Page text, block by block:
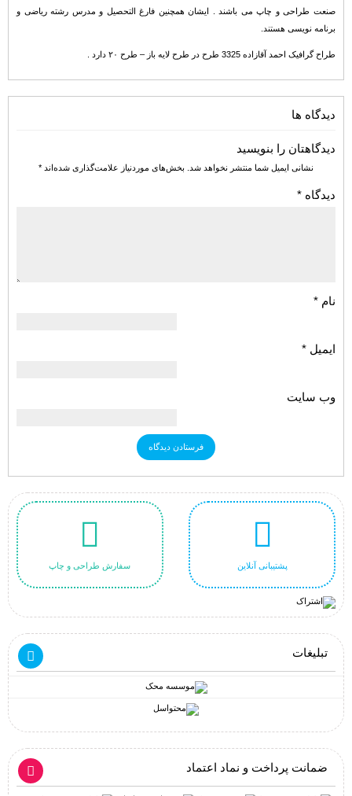
صنعت طراحی و چاپ می باشند . ایشان همچنین فارغ التحصیل و مدرس رشته ریاضی و
برنامه نویسی هستند.
طراح گرافیک احمد آقازاده 3325 طرح در طرح لایه باز – طرح ۲۰ دارد .
دیدگاه ها
دیدگاهتان را بنویسید
نشانی ایمیل شما منتشر نخواهد شد. بخش‌های موردنیاز علامت‌گذاری شده‌اند *
دیدگاه *
نام *
ایمیل *
وب‌ سایت
پشتیبانی آنلاین سفارش طراحی و چاپ
تبلیغات
ضمانت پرداخت و نماد اعتماد